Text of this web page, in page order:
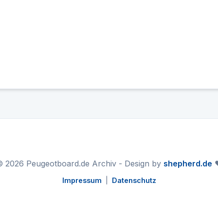
2026 Peugeotboard.de Archiv - Design by shepherd.de
Impressum Datenschutz